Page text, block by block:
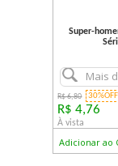
Super-
Mais
R$ 6,80 30%OFF
R$ 4,76
À vista
Adicionar ao